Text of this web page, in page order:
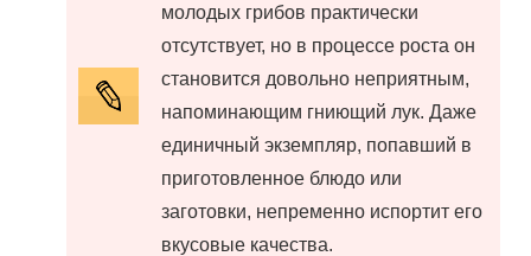
молодых грибов практически
отсутствует, но в процессе роста он
становится довольно неприятным,
напоминающим гниющий лук. Даже
единичный экземпляр, попавший в
приготовленное блюдо или
заготовки, непременно испортит его
вкусовые качества.